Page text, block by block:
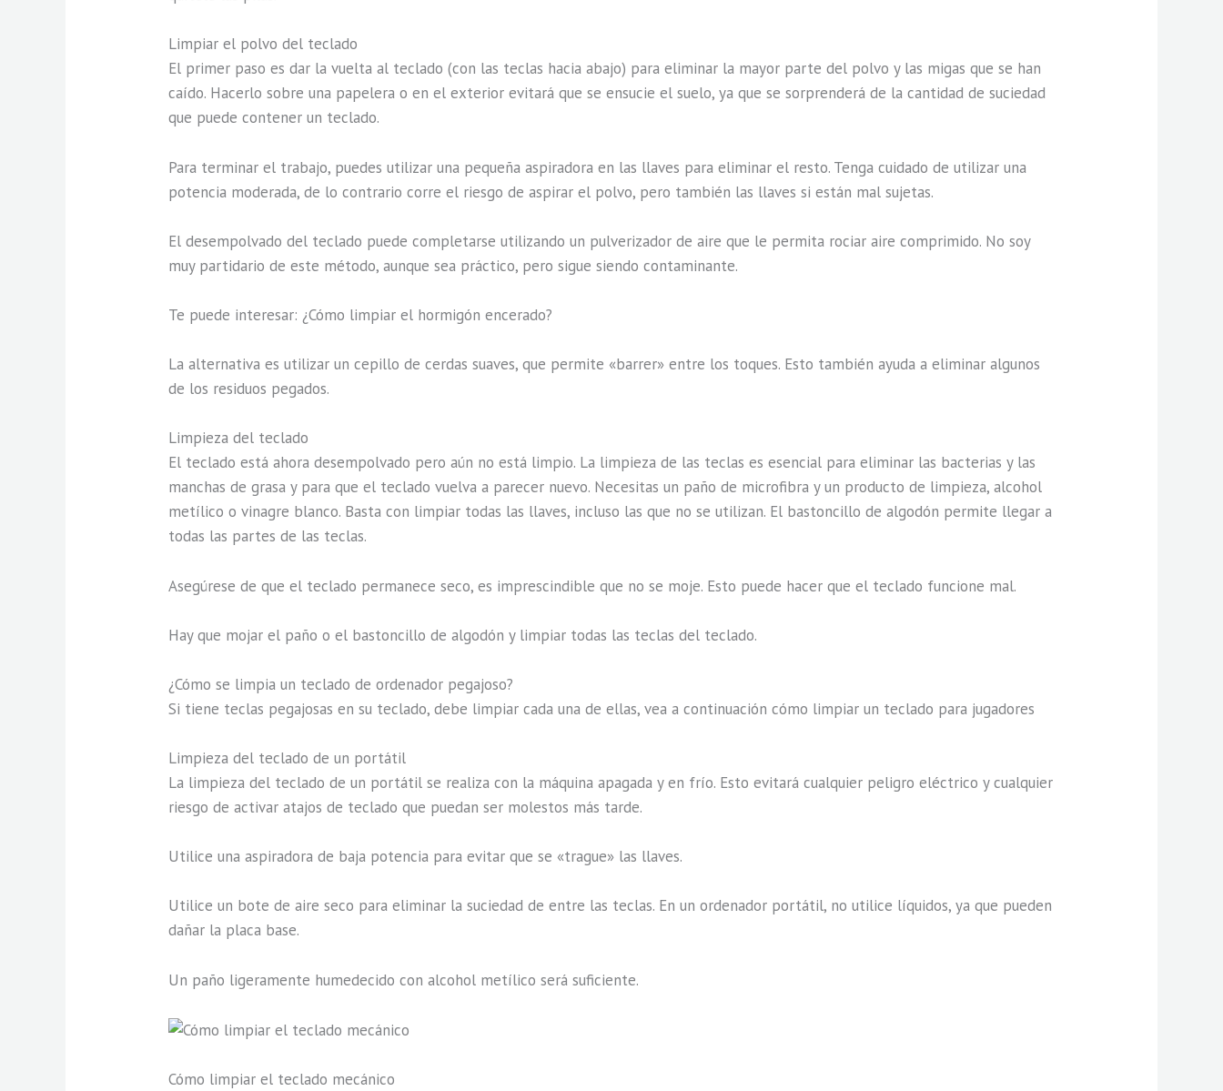
Limpiar el polvo del teclado
El primer paso es dar la vuelta al teclado (con las teclas hacia abajo) para eliminar la mayor parte del polvo y las migas que se han
caído. Hacerlo sobre una papelera o en el exterior evitará que se ensucie el suelo, ya que se sorprenderá de la cantidad de suciedad
que puede contener un teclado.
Para terminar el trabajo, puedes utilizar una pequeña aspiradora en las llaves para eliminar el resto. Tenga cuidado de utilizar una
potencia moderada, de lo contrario corre el riesgo de aspirar el polvo, pero también las llaves si están mal sujetas.
El desempolvado del teclado puede completarse utilizando un pulverizador de aire que le permita rociar aire comprimido. No soy
muy partidario de este método, aunque sea práctico, pero sigue siendo contaminante.
Te puede interesar: ¿Cómo limpiar el hormigón encerado?
La alternativa es utilizar un cepillo de cerdas suaves, que permite «barrer» entre los toques. Esto también ayuda a eliminar algunos
de los residuos pegados.
Limpieza del teclado
El teclado está ahora desempolvado pero aún no está limpio. La limpieza de las teclas es esencial para eliminar las bacterias y las
manchas de grasa y para que el teclado vuelva a parecer nuevo. Necesitas un paño de microfibra y un producto de limpieza, alcohol
metílico o vinagre blanco. Basta con limpiar todas las llaves, incluso las que no se utilizan. El bastoncillo de algodón permite llegar a
todas las partes de las teclas.
Asegúrese de que el teclado permanece seco, es imprescindible que no se moje. Esto puede hacer que el teclado funcione mal.
Hay que mojar el paño o el bastoncillo de algodón y limpiar todas las teclas del teclado.
¿Cómo se limpia un teclado de ordenador pegajoso?
Si tiene teclas pegajosas en su teclado, debe limpiar cada una de ellas, vea a continuación cómo limpiar un teclado para jugadores
Limpieza del teclado de un portátil
La limpieza del teclado de un portátil se realiza con la máquina apagada y en frío. Esto evitará cualquier peligro eléctrico y cualquier
riesgo de activar atajos de teclado que puedan ser molestos más tarde.
Utilice una aspiradora de baja potencia para evitar que se «trague» las llaves.
Utilice un bote de aire seco para eliminar la suciedad de entre las teclas. En un ordenador portátil, no utilice líquidos, ya que pueden
dañar la placa base.
Un paño ligeramente humedecido con alcohol metílico será suficiente.
Cómo limpiar el teclado mecánico